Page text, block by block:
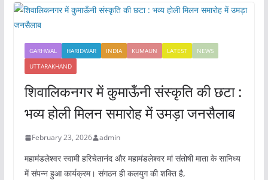
GARHWAL HARIDWAR INDIA KUMAUN LATEST
NEWS
UTTARAKHAND
शिवालिकनगर में कुमाऊँनी संस्कृति की छटा :
भव्य होली मिलन समारोह में उमड़ा जनसैलाब
February 23, 2026 admin
महामंडलेश्वर स्वामी हरिचेतानंद और महामंडलेश्वर मां संतोषी माता के सानिध्य
में संपन्न हुआ कार्यक्रम। संगठन ही कलयुग की शक्ति है,